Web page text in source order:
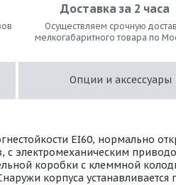
Доставка за 2 часа
Осуществляем срочную
мелкогабаритного товара по
Опции и аксессуары
EI60, нормально
электромеханическим
коробки с клеммной
корпуса